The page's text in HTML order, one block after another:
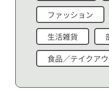
ファッション
生活雑貨
食品／テイクア